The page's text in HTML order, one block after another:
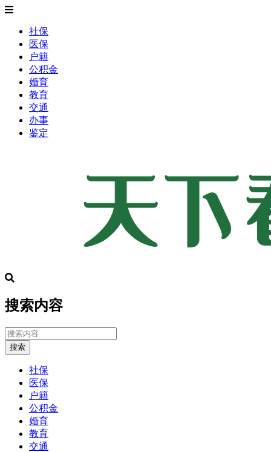
社保
医保
户籍
公积金
婚育
教育
交通
办事
鉴定
搜索内容
搜索
社保
医保
户籍
公积金
婚育
教育
交通